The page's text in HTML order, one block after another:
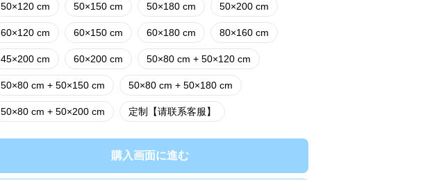
50×120 cm 50×150 cm 50×180 cm 50×200 cm
60×120 cm 60×150 cm 60×180 cm 80×160 cm
45×200 cm 60×200 cm 50×80 cm + 50×120 cm
50×80 cm + 50×150 cm 50×80 cm + 50×180 cm
50×80 cm + 50×200 cm 定制【请联系客服】
購入画面に進む